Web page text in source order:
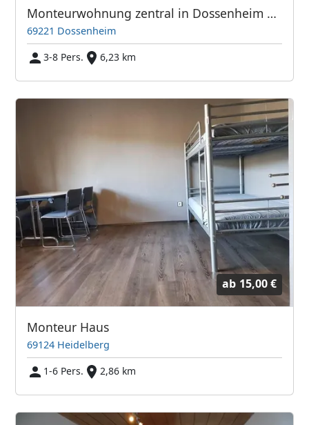
Monteurwohnung zentral in Dossenheim bei Heidelberg
69221 Dossenheim
3-8 Pers.
6,23 km
ab 15,00 €
Monteur Haus
69124 Heidelberg
1-6 Pers.
2,86 km